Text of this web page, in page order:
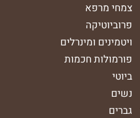
צמחי מרפא
פרוביוטיקה
ויטמינים ומינרלים
פורמולות חכמות
ביוטי
נשים
גברים